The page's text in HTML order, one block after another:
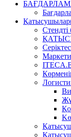
Стендті